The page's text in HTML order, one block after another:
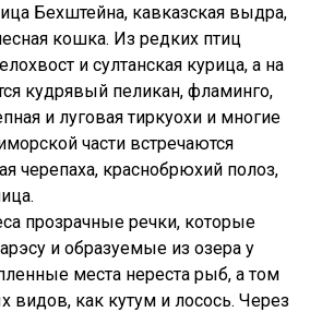
Бехштейна, кавказская выдра,
кошка. Из редких птиц
и султанская курица, а на
кудрявый пеликан, фламинго,
и луговая тиркуохи и многие
части встречаются
черепаха, краснобрюхий полоз,
прозрачные речки, которые
и образуемые из озера у
места нереста рыб, а том
видов, как кутум и лосось. Через